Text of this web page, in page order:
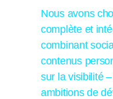
Nous avons
complète et
combinant
contenus
sur la visibilité
ambitions de